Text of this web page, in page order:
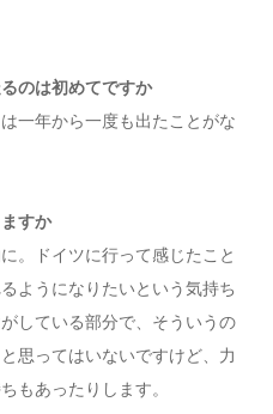
のは初めてですか
一年から一度も出たことがな
すか
。ドイツに行って感じたこと
ようになりたいという気持ち
している部分で、そういうの
思ってはいないですけど、力
もあったりします。